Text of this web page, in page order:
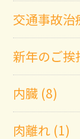
交通事故治
新年のご挨
内臓 (8)
肉離れ (1)